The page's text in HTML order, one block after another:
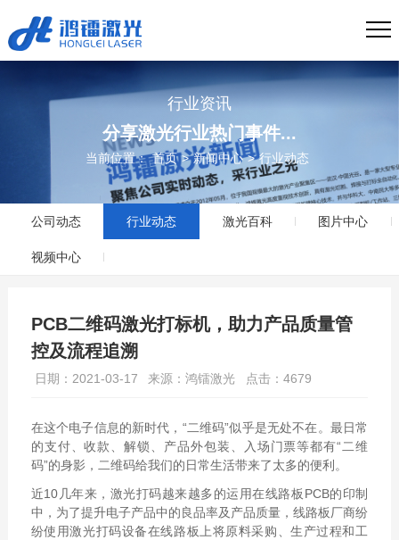
行业资讯
分享激光行业热门事件...
当前位置： 首页 > 新闻中心 > 行业动态
公司动态 行业动态 激光百科 图片中心
视频中心
PCB二维码激光打标机，助力产品质量管
控及流程追溯
日期：2021-03-17 来源：鸿镭激光 点击：4679
在这个电子信息的新时代，“二维码”似乎是无处不在。最日常
的支付、收款、解锁、产品外包装、入场门票等都有“二维
码”的身影，二维码给我们的日常生活带来了太多的便利。
近10几年来，激光打码越来越多的运用在线路板PCB的印制
中，为了提升电子产品中的良品率及产品质量，线路板厂商纷
纷使用激光打码设备在线路板上将原料采购、生产过程和工